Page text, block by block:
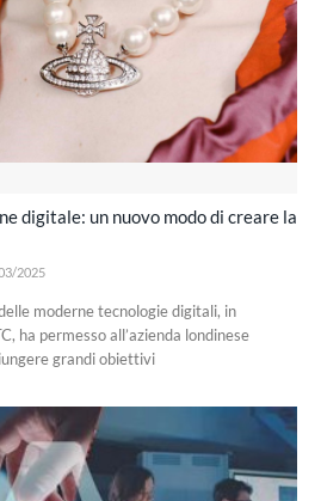
digitale: un nuovo modo di creare la
2025
moderne tecnologie digitali, in
ha permesso all’azienda londinese
grandi obiettivi